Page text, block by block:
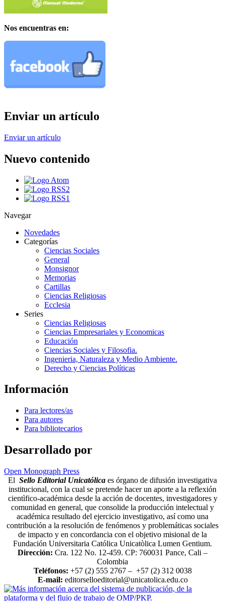
Nos encuentras en:
Enviar un artículo
Enviar un artículo
Nuevo contenido
Navegar
Novedades
Categorías
Ciencias Sociales
General
Monsignor
Memorias
Cartillas
Ciencias Religiosas
Ecclesia
Series
Ciencias Religiosas
Ciencias Empresariales y Economicas
Educación
Ciencias Sociales y Filosofia.
Ingenieria, Naturaleza y Medio Ambiente.
Derecho y Ciencias Políticas
Información
Para lectores/as
Para autores
Para bibliotecarios
Desarrollado por
Open Monograph Press
El Sello Editorial Unicatólica es órgano de difusión investigativa
institucional, con la cual se pretende hacer un aporte a la reflexión
cientìfico-académica desde la acción de docentes, investigadores y
comunidad en general, que consolide la producción intelectual y
académica resultado del ejercicio investigativo, así como una
contribución a la resolución de fenómenos y problemáticas sociales
de impacto y en concordancia con el objetivo misional de la
Fundación Universitaria Católica Unicatòlica Lumen Gentium.
Dirección: Cra. 122 No. 12-459. CP: 760031 Pance, Cali –
Colombia
Teléfonos: +57 (2) 555 2767 – +57 (2) 312 0038
E-mail: editorselloeditorial@unicatolica.edu.co